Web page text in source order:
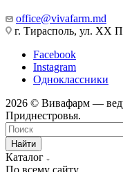
office@vivafarm.md
г. Тирасполь, ул. ХХ
Facebook
Instagram
Одноклассники
2026 © Вивафарм —
Приднестровья.
Найти
Каталог
По всему сайту